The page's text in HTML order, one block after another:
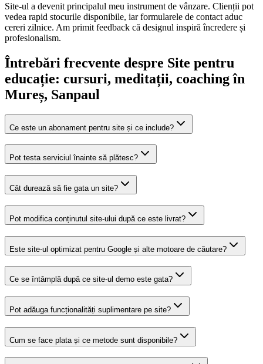
Site-ul a devenit principalul meu instrument de vânzare. Clienții pot
vedea rapid stocurile disponibile, iar formularele de contact aduc
cereri zilnice. Am primit feedback că designul inspiră încredere și
profesionalism.
Întrebări frecvente despre Site pentru
educație: cursuri, meditații, coachingîn
Mureș, Sanpaul
Ce este un abonament pentru site și ce include?
Pot testa serviciul înainte să plătesc?
Cât durează să fie gata un site?
Pot modifica conținutul site-ului după ce este livrat?
Este site-ul optimizat pentru Google și alte motoare de căutare?
Ce se întâmplă după ce site-ul demo este gata?
Pot adăuga funcționalități suplimentare pe site?
Cum se face plata și ce metode sunt disponibile?